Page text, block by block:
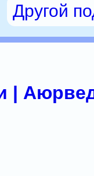
Другой
|